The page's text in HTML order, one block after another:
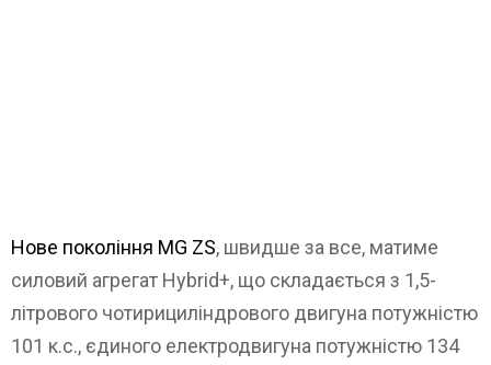
Нове покоління MG ZS, швидше за все, матиме
силовий агрегат Hybrid+, що складається з 1,5-
літрового чотирициліндрового двигуна потужністю
101 к.с., єдиного електродвигуна потужністю 134